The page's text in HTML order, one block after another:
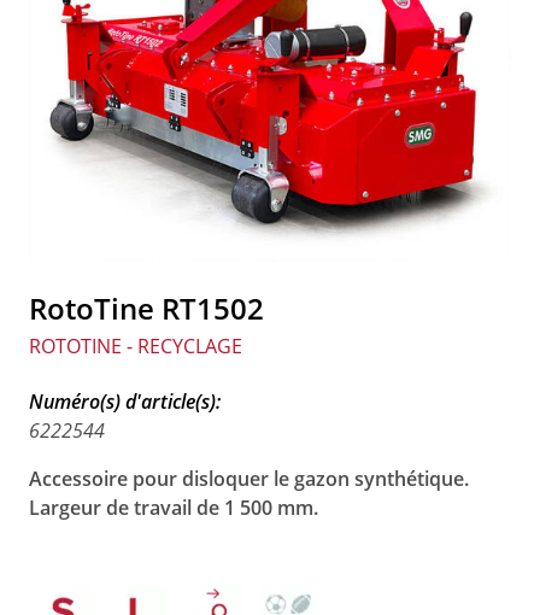
RotoTine RT1502
ROTOTINE - RECYCLAGE
Numéro(s) d'article(s):
6222544
Accessoire pour disloquer le gazon synthétique.
Largeur de travail de 1 500 mm.